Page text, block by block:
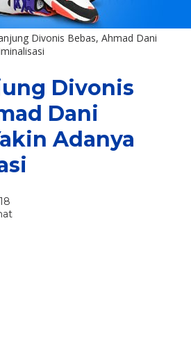
Divonis Bebas, Ahmad Dani
Divonis
Dani
Adanya